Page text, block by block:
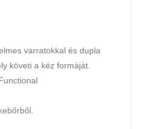
varratokkal és dupla
követi a kéz formáját.